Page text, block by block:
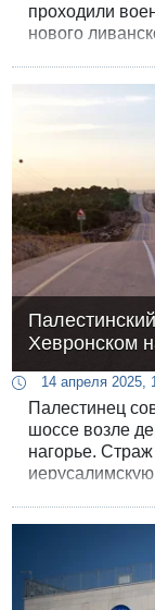
проходили
нового
лагерей
Хевронском
14 апреля 2025,
Палестинец
шоссе возле
нагорье.